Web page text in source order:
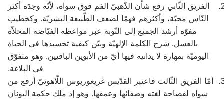
‏الفريق الثّاني رفع شأن الذّهبيّ الفم فوق سواه، لأنّه وجدَه أكثر
النّاس محبّة، وأكثرهم فهمًا لضعف الطّبيعة البشريّة. وكخطيب
مفوّه أرشد الجميع إلى التّوبة عبر مواعظه الفيّاضة المحلاّة
بالعسل. شرح الكلمة الإلهيّة وبيّن كيفية تجسيدها في الحياة
اليوميّة بمهارة لا يدانيه فيها أيّ من الأبوين الباقيين. وهو متفوّق
في البلاغة.
‏أمّا الفريق الثّالث فاعتبر القدّيس غريغوريوس اللّاهوتيّ أرفع من
سواه لفصاحة لغته وصفائها وعمقها. وهو إذ ملك حكمة اليونان